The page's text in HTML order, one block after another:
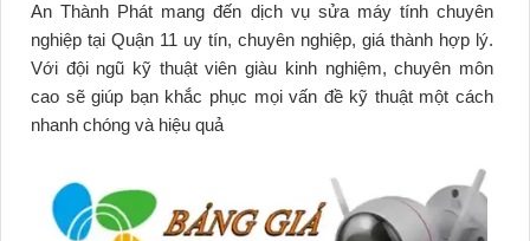
An Thành Phát mang đến dịch vụ sửa máy tính chuyên
nghiệp tại Quận 11 uy tín, chuyên nghiệp, giá thành hợp lý.
Với đội ngũ kỹ thuật viên giàu kinh nghiệm, chuyên môn
cao sẽ giúp bạn khắc phục mọi vấn đề kỹ thuật một cách
nhanh chóng và hiệu quả